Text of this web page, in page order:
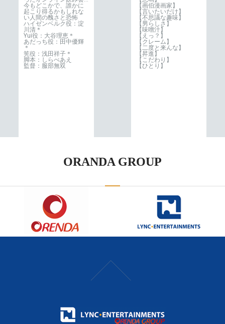
今もどこかで、誰かに
起こり得るかもしれな
い人間の醜さと恐怖
ハイゼンベルク役：淀
川清＊
Yui役：大谷理恵＊
あだっち役：田中優輝
＊
筅役：浅田祥子＊
脚本：しらべあえ
監督：服部無双
【画伯漫画家】
【言いたいだけ】
【不思議な趣味】
【男らしさ】
【味噌汁】
【えっ？】
【クレーム】
【二度と来んな】
【昇進】
【こだわり】
【ひとり】
ORANDA GROUP